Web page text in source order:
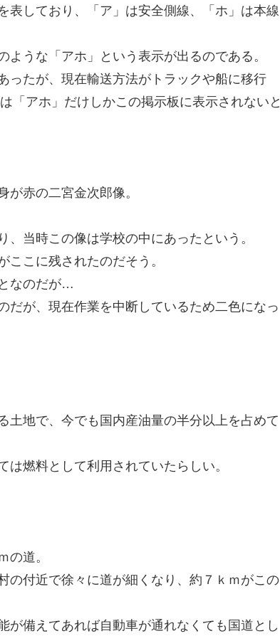
表しており、「ア」は安全側線、「ホ」は本線
うな「アホ」という表示が出るのである。
ったが、現在輸送方法がトラックや船に移行
「アホ」だけしかこの掲示板に表示されないと
が赤の二宮金次郎像。
当時この像は学校の中にあったという。
ここに残されたのだそう。
なのだが…
だが、現在作業を中断しているため二色になっ
土地で、今でも国内産油量の半分以上を占めて
燃料として利用されていたらしい。
の道。
の付近で徐々に道が細くなり、約７ｋｍがこの
が備えてあれば自動車が通れなくても国道とし